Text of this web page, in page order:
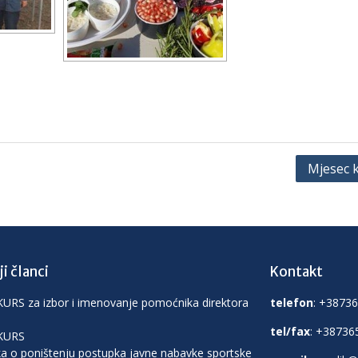
Mjesec
članci
za izbor i imenovanje pomoćnika direktora
o poništenju postupka javne nabavke sportske
Kontakt
telefon:
tel/fax: